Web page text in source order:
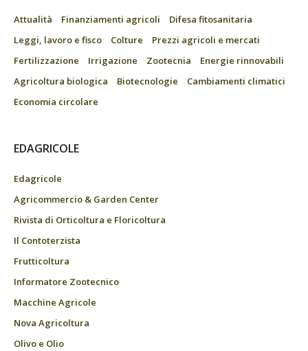
Attualità Finanziamenti agricoli
Difesa fitosanitaria
Leggi, lavoro e fisco
Colture
Prezzi agricoli e mercati
Fertilizzazione
Irrigazione Zootecnia
Energie rinnovabili
Agricoltura biologica
Biotecnologie
Cambiamenti climatici
Economia circolare
EDAGRICOLE
Edagricole
Agricommercio & Garden Center
Rivista di Orticoltura e Floricoltura
Il Contoterzista
Frutticoltura
Informatore Zootecnico
Macchine Agricole
Nova Agricoltura
Olivo e Olio